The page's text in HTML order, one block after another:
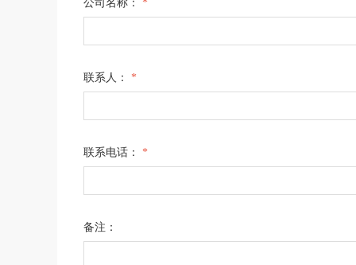
公司名称： *
联系人： *
联系电话： *
备注：